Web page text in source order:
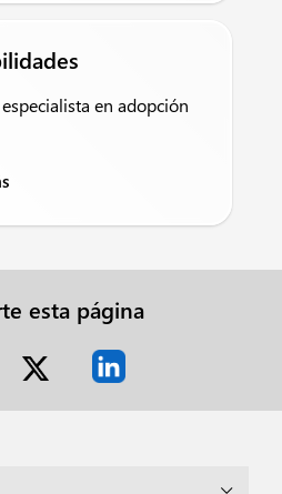
en adopción
esta página